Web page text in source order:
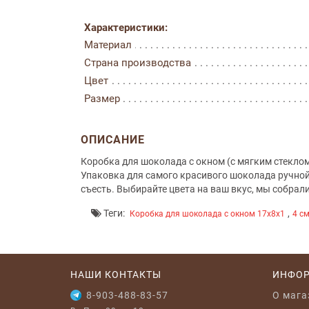
Характеристики:
Материал
Страна производства
Цвет
Размер
ОПИСАНИЕ
Коробка для шоколада с окном (с мягким
Упаковка для самого красивого шоколада
съесть. Выбирайте цвета на ваш вкус, мы
Теги: Коробка для шоколада с окном 17x8x1 , 4
НАШИ КОНТАКТЫ
8-903-488-83-57
O